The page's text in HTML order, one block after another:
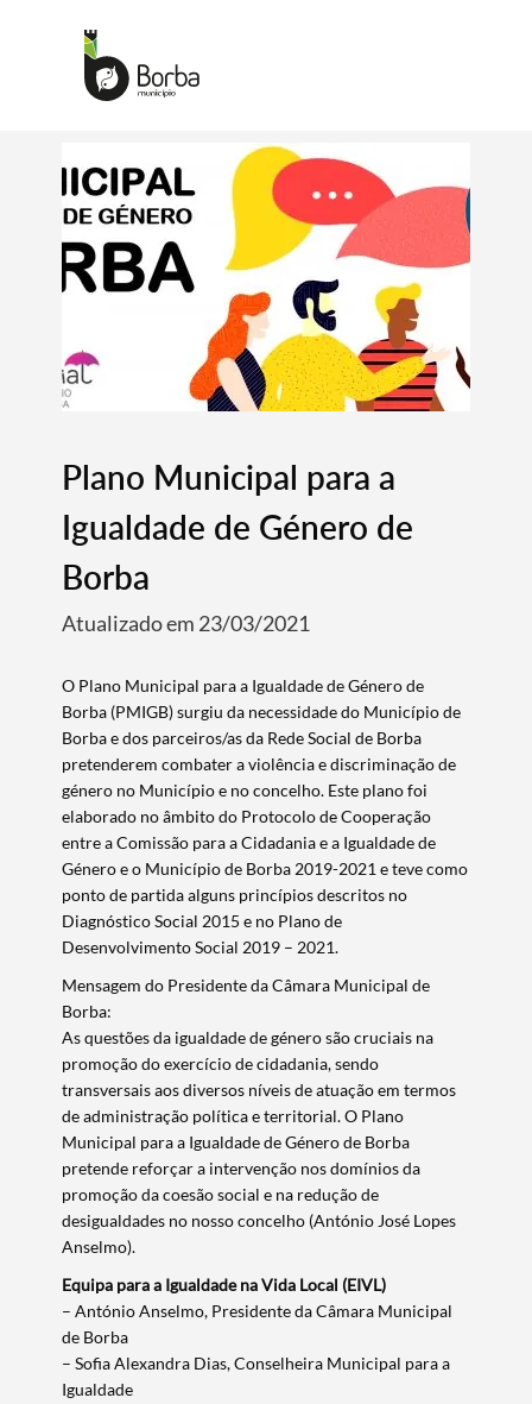
Termo de Pesquisa
Plano Municipal para a
Igualdade de Género de
Borba
Atualizado em 23/03/2021
O Plano Municipal para a Igualdade de Género de
Borba (PMIGB) surgiu da necessidade do Município de
Borba e dos parceiros/as da Rede Social de Borba
pretenderem combater a violência e discriminação de
género no Município e no concelho. Este plano foi
elaborado no âmbito do Protocolo de Cooperação
entre a Comissão para a Cidadania e a Igualdade de
Género e o Município de Borba 2019-2021 e teve como
ponto de partida alguns princípios descritos no
Diagnóstico Social 2015 e no Plano de
Desenvolvimento Social 2019 – 2021.
Mensagem do Presidente da Câmara Municipal de
Borba:
As questões da igualdade de género são cruciais na
promoção do exercício de cidadania, sendo
transversais aos diversos níveis de atuação em termos
de administração política e territorial. O Plano
Municipal para a Igualdade de Género de Borba
pretende reforçar a intervenção nos domínios da
promoção da coesão social e na redução de
desigualdades no nosso concelho (António José Lopes
Anselmo).
Equipa para a Igualdade na Vida Local (EIVL)
– António Anselmo, Presidente da Câmara Municipal
de Borba
– Sofia Alexandra Dias, Conselheira Municipal para a
Igualdade